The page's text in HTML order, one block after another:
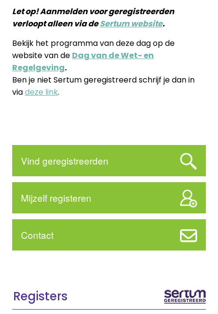
Let op! Aanmelden voor geregistreerden
verloopt alleen via deSertum website.
Bekijk het programma van deze dag op de
website van de Dag van de Wet- en
Regelgeving.
Ben je niet Sertum geregistreerd schrijf je dan in
viadeze link.
Vind geregistreerden
Mijzelf registeren
Contact
Registers